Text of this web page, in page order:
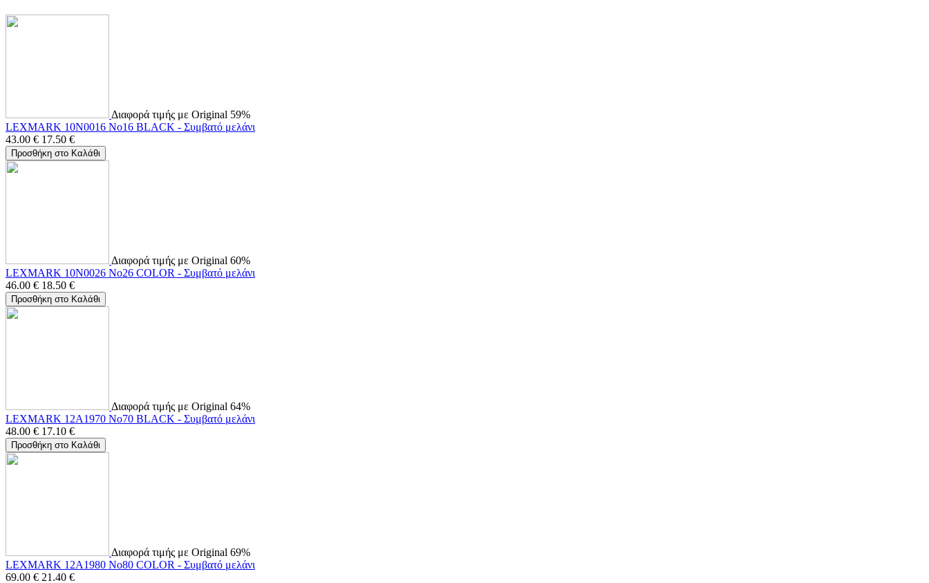
Διαφορά τιμής με Original 59%
LEXMARK 10N0016 No16 BLACK - Συμβατό μελάνι
43.00 € 17.50 €
Προσθήκη στο Καλάθι
Διαφορά τιμής με Original 60%
LEXMARK 10N0026 No26 COLOR - Συμβατό μελάνι
46.00 € 18.50 €
Προσθήκη στο Καλάθι
Διαφορά τιμής με Original 64%
LEXMARK 12A1970 No70 BLACK - Συμβατό μελάνι
48.00 € 17.10 €
Προσθήκη στο Καλάθι
Διαφορά τιμής με Original 69%
LEXMARK 12A1980 No80 COLOR - Συμβατό μελάνι
69.00 € 21.40 €